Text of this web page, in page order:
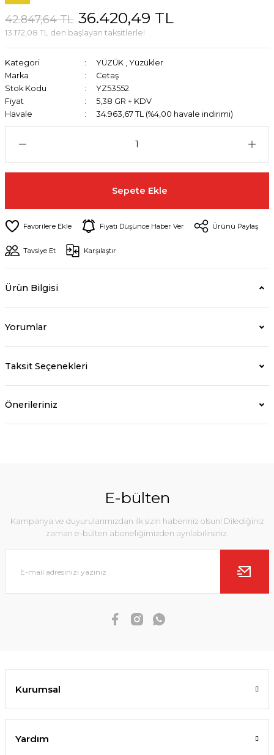
42.847,64 TL 36.420,49 TL
13.172,08 TL den başlayan taksitlerle!
Kategori YÜZÜK , Yüzükler
Marka
Cetaş
Stok Kodu
YZ53552
Fiyat
5,38 GR + KDV
Havale
34.963,67 TL (%4,00 havale indirimi)
Sepete Ekle
Fiyatı Düşünce Haber Ver Ürünü Paylaş
Tavsiye Et Karşılaştır
Ürün Bilgisi
Yorumlar
Taksit Seçenekleri
Önerileriniz
E-bülten
Kampanya ve duyurularımızdan ilk sizin haberiniz olsun! Dilediğiniz
zaman e-bülten aboneliğimizden ayrılabilirsiniz.
Kurumsal
Yardım